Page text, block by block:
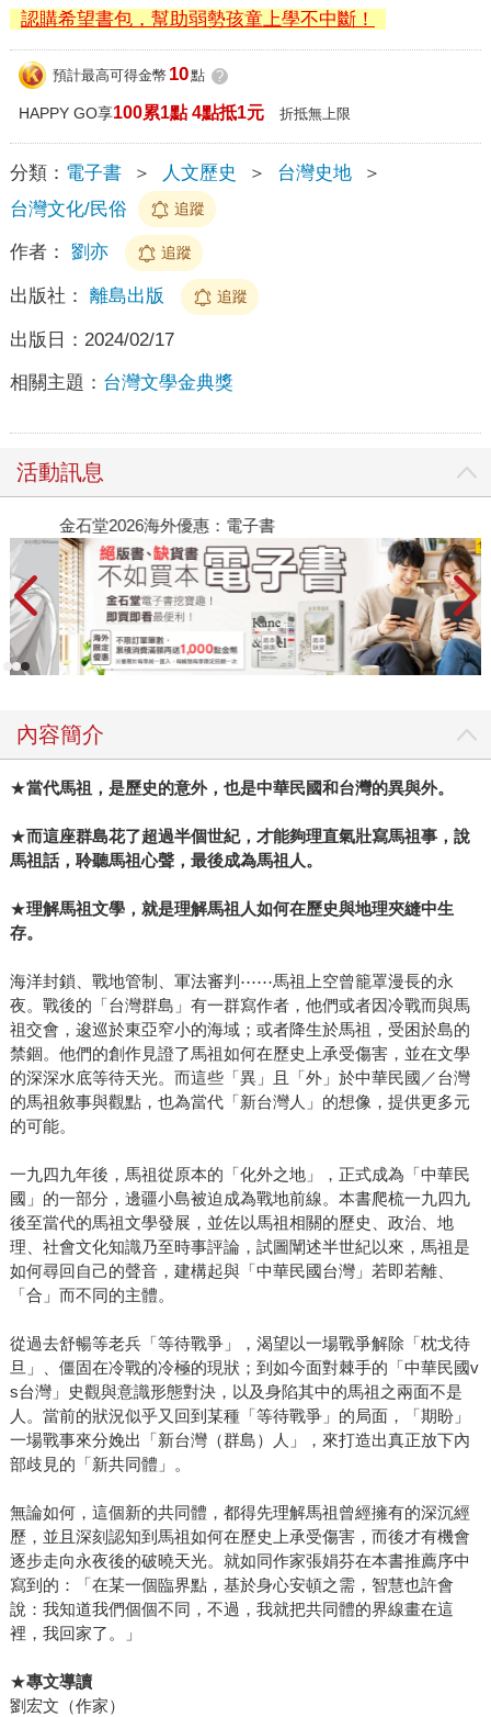
認購希望書包，幫助弱勢孩童上學不中斷！
預計最高可得金幣 10點 ?
HAPPY GO享100累1點 4點抵1元 折抵無上限
分類： 電子書 ＞ 人文歷史 ＞ 台灣史地
＞
台灣文化/民俗
追蹤
作者： 劉亦 追蹤
出版社： 離島出版 追蹤
出版日： 2024/02/17
相關主題： 台灣文學金典獎
活動訊息
金石堂2026海外優惠：電子書
內容簡介
★當代馬祖，是歷史的意外，也是中華民國和台灣的異與外。
★而這座群島花了超過半個世紀，才能夠理直氣壯寫馬祖事，說
馬祖話，聆聽馬祖心聲，最後成為馬祖人。
★理解馬祖文學，就是理解馬祖人如何在歷史與地理夾縫中生
存。
海洋封鎖、戰地管制、軍法審判⋯⋯馬祖上空曾籠罩漫長的永
夜。戰後的「台灣群島」有一群寫作者，他們或者因冷戰而與馬
祖交會，逡巡於東亞窄小的海域；或者降生於馬祖，受困於島的
禁錮。他們的創作見證了馬祖如何在歷史上承受傷害，並在文學
的深深水底等待天光。而這些「異」且「外」於中華民國／台灣
的馬祖敘事與觀點，也為當代「新台灣人」的想像，提供更多元
的可能。
一九四九年後，馬祖從原本的「化外之地」，正式成為「中華民
國」的一部分，邊疆小島被迫成為戰地前線。本書爬梳一九四九
後至當代的馬祖文學發展，並佐以馬祖相關的歷史、政治、地
理、社會文化知識乃至時事評論，試圖闡述半世紀以來，馬祖是
如何尋回自己的聲音，建構起與「中華民國台灣」若即若離、
「合」而不同的主體。
從過去舒暢等老兵「等待戰爭」，渴望以一場戰爭解除「枕戈待
旦」、僵固在冷戰的冷極的現狀；到如今面對棘手的「中華民國v
s台灣」史觀與意識形態對決，以及身陷其中的馬祖之兩面不是
人。當前的狀況似乎又回到某種「等待戰爭」的局面，「期盼」
一場戰事來分娩出「新台灣（群島）人」，來打造出真正放下內
部歧見的「新共同體」。
無論如何，這個新的共同體，都得先理解馬祖曾經擁有的深沉經
歷，並且深刻認知到馬祖如何在歷史上承受傷害，而後才有機會
逐步走向永夜後的破曉天光。就如同作家張娟芬在本書推薦序中
寫到的：「在某一個臨界點，基於身心安頓之需，智慧也許會
說：我知道我們個個不同，不過，我就把共同體的界線畫在這
裡，我回家了。」
★專文導讀
劉宏文（作家）